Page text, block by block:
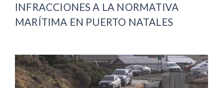
INFRACCIONES A LA NORMATIVA
MARÍTIMA EN PUERTO NATALES